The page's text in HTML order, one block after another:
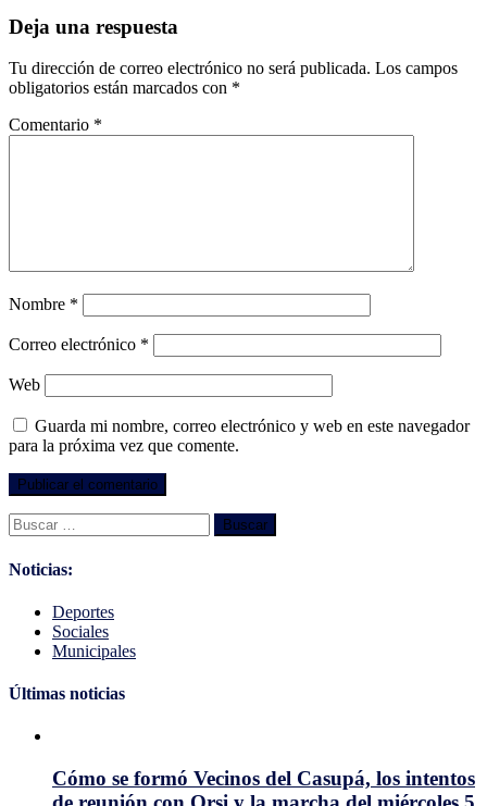
Deja una respuesta
Tu dirección de correo electrónico no será publicada. Los campos
obligatorios están marcados con *
Comentario *
Nombre *
Correo electrónico *
Web
Guarda mi nombre, correo electrónico y web en este navegador
para la próxima vez que comente.
Buscar:
Noticias:
Deportes
Sociales
Municipales
Últimas noticias
Cómo se formó Vecinos del Casupá, los intentos